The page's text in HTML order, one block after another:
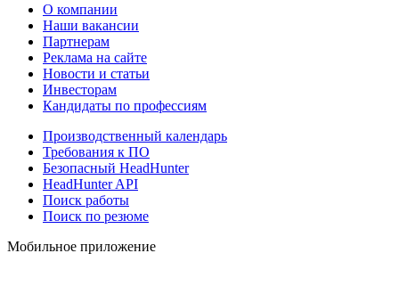
О компании
Наши вакансии
Партнерам
Реклама на сайте
Новости и статьи
Инвесторам
Кандидаты по профессиям
Производственный календарь
Требования к ПО
Безопасный HeadHunter
HeadHunter API
Поиск работы
Поиск по резюме
Мобильное приложение